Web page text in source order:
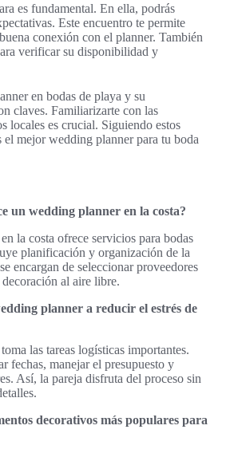
es fundamental. En ella, podrás
Este encuentro te permite
conexión con el planner. También
verificar su disponibilidad y
en bodas de playa y su
claves. Familiarizarte con las
locales es crucial. Siguiendo estos
el mejor wedding planner para tu boda
un wedding planner en la costa?
la costa ofrece servicios para bodas
planificación y organización de la
encargan de seleccionar proveedores
al aire libre.
planner a reducir el estrés de
las tareas logísticas importantes.
fechas, manejar el presupuesto y
Así, la pareja disfruta del proceso sin
decorativos más populares para